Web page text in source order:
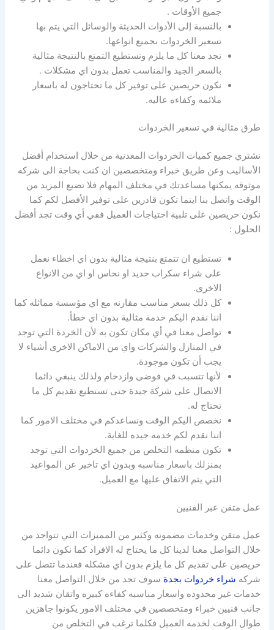
جميع الأوقات .
بالنسبة إلى الأدوات الحديثة والوسائل التي يتم بها
تسعير الخردوات بجميع انواعها.
تجد معنا كل ما يلزم وتستطيع التمتع بالنتيجة مثالية
بالسعر الجيد والمناسب تعمل بدون اي مشكلات .
نكون حريصين على توفير كل ما تحتاجون له باسعار
ملائمه وكفاءه عاليه.
طرق مثالية في تسعير الخردوات
نشتري جميع كميات الخردوات المعدنية من خلال استخدام أفضل
الأساليب وعن طريق خبراء ومتخصصين ان كنت بحاجة الى شركه
موثوقه يمكنها مساعدتك في مختلف المهام فلا تضيع المزيد من
الوقت واتصل بنا اينما تكون قادرين على توفير الأفضل لكم كما
نكون حريصين على تلبية احتياجات العميل ففي أي وقت تجد أفضل
الحلول :
تستطيع ان تتمتع بنتيجة مثالية بدون اي اخطاء نعمل
على شراء سكراب حديد او نحاس او اي من الانواع
الاخرى.
كل ذلك بسعر مناسب مقارنه مع اي مؤسسة مماثله كما
اننا نقدم اليكم خدمة مثالية بدون اي خطأ.
تواصل معنا في أي مكان تكون به لأن الخردة التي توجد
في المنازل والشركات واي من الاماكن الاخرى أشياء لا
يجب أن تكون موجودة.
لأنها تتسبب في فوضى وازدحام ولذلك ينبغي دائما
الاتصال على شركة جيدة حتى تستطيع تقديم كل ما
تحتاج له.
نخصص اليكم الوقت ونساعدكم في مختلف الامور كما
اننا نقدم لكم خدمه جيده للغاية.
تكون منظمه التخلص من جميع الخردوات التي توجد
بمنزلك باسعار مناسبه وبدون اي تاخير عن المواعيد
التي يتم الاتفاق عليها مع العميل.
عمل متقن عبر الفنيين
عمل متقن وخدمات مضمونه وكثير من المميزات التي تتواجد من
خلال التواصل معنا لدينا كل ما يحتاج له الافراد كما نكون دائما
حريصين على تقديم كل ما يلزم بدون اي مشكله فعندما تتصل على
شركه شراء خردوات بجدة سوف تجد من خلال التواصل معنا
خدمات غير محدوده واسعار مناسبه كفاءه كبيره واتقان شديد الى
جانب فنيين خبراء ومتخصصين في مختلف الامور يكونوا جاهزين
طوال الوقت لخدمه العميل فكلما ترغب في التخلص من